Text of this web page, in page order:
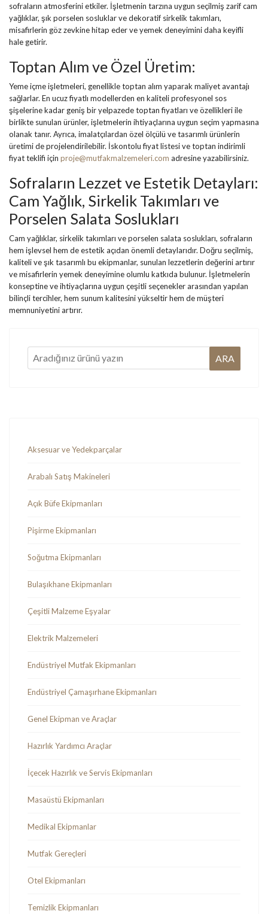
sofraların atmosferini etkiler. İşletmenin tarzına uygun seçilmiş zarif cam
yağlıklar, şık porselen sosluklar ve dekoratif sirkelik takımları,
misafirlerin göz zevkine hitap eder ve yemek deneyimini daha keyifli
hale getirir.
Toptan Alım ve Özel Üretim:
Yeme içme işletmeleri, genellikle toptan alım yaparak maliyet avantajı
sağlarlar. En ucuz fiyatlı modellerden en kaliteli profesyonel sos
şişelerine kadar geniş bir yelpazede toptan fiyatları ve özellikleri ile
birlikte sunulan ürünler, işletmelerin ihtiyaçlarına uygun seçim yapmasına
olanak tanır. Ayrıca, imalatçılardan özel ölçülü ve tasarımlı ürünlerin
üretimi de projelendirilebilir. İskontolu fiyat listesi ve toptan indirimli
fiyat teklifi için proje@mutfakmalzemeleri.com adresine yazabilirsiniz.
Sofraların Lezzet ve Estetik Detayları:
Cam Yağlık, Sirkelik Takımları ve
Porselen Salata Soslukları
Cam yağlıklar, sirkelik takımları ve porselen salata soslukları, sofraların
hem işlevsel hem de estetik açıdan önemli detaylarıdır. Doğru seçilmiş,
kaliteli ve şık tasarımlı bu ekipmanlar, sunulan lezzetlerin değerini artırır
ve misafirlerin yemek deneyimine olumlu katkıda bulunur. İşletmelerin
konseptine ve ihtiyaçlarına uygun çeşitli seçenekler arasından yapılan
bilinçli tercihler, hem sunum kalitesini yükseltir hem de müşteri
memnuniyetini artırır.
Aksesuar ve Yedekparçalar
Arabalı Satış Makineleri
Açık Büfe Ekipmanları
Pişirme Ekipmanları
Soğutma Ekipmanları
Bulaşıkhane Ekipmanları
Çeşitli Malzeme Eşyalar
Elektrik Malzemeleri
Endüstriyel Mutfak Ekipmanları
Endüstriyel Çamaşırhane Ekipmanları
Genel Ekipman ve Araçlar
Hazırlık Yardımcı Araçlar
İçecek Hazırlık ve Servis Ekipmanları
Masaüstü Ekipmanları
Medikal Ekipmanlar
Mutfak Gereçleri
Otel Ekipmanları
Temizlik Ekipmanları